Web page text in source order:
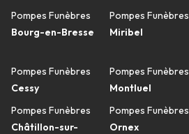
Pompes Funèbres
Bourg-en-Bresse
Pompes Funèbres
Cessy
Pompes Funèbres
Châtillon-sur-
Pompes Funèbres
Miribel
Pompes Funèbres
Montluel
Pompes Funèbres
Ornex